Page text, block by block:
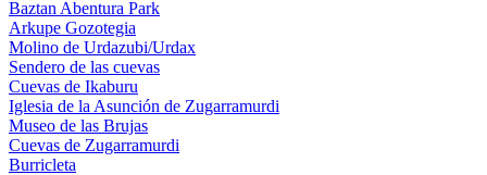
Baztan Abentura Park
Arkupe Gozotegia
Molino de Urdazubi/Urdax
Sendero de las cuevas
Cuevas de Ikaburu
Iglesia de la Asunción de Zugarramurdi
Museo de las Brujas
Cuevas de Zugarramurdi
Burricleta